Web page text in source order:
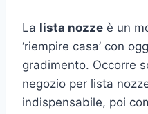
La lista nozze è un
‘riempire casa’ con
gradimento. Occorre
negozio per lista
indispensabile, poi